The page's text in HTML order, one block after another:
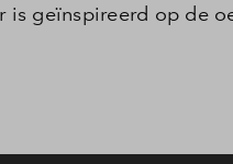
is geïnspireerd op de